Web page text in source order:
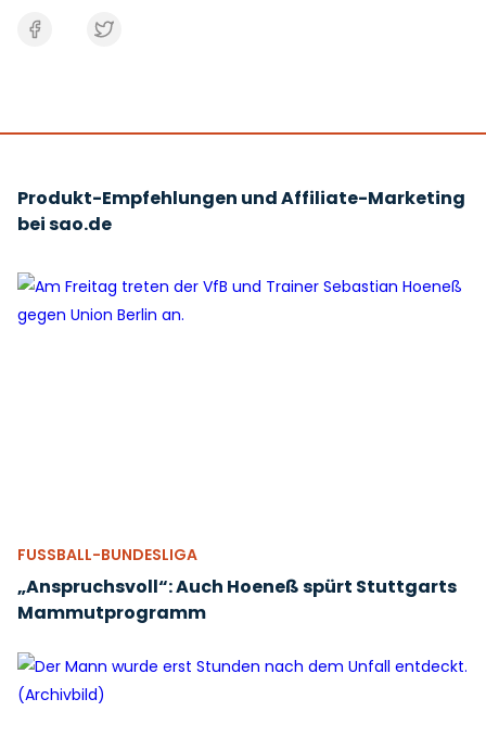
Produkt-Empfehlungen und Affiliate-Marketing
bei sao.de
FUSSBALL-BUNDESLIGA
„Anspruchsvoll“: Auch Hoeneß spürt Stuttgarts
Mammutprogramm